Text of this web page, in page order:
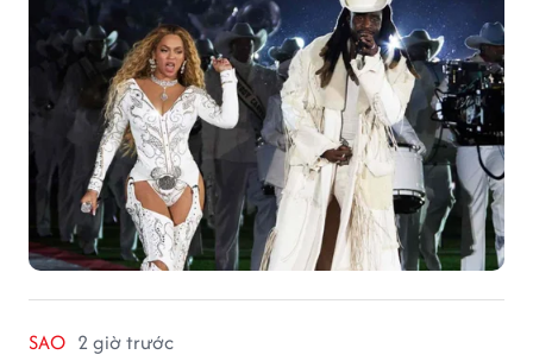
SAO 2 giờ trước